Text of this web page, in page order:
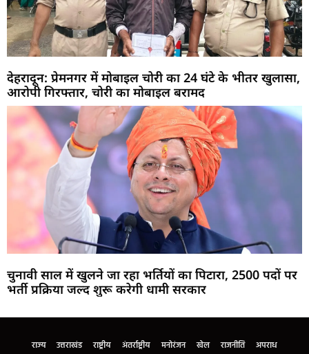
देहरादून: प्रेमनगर में मोबाइल चोरी का 24 घंटे के भीतर खुलासा,
आरोपी गिरफ्तार, चोरी का मोबाइल बरामद
चुनावी साल में खुलने जा रहा भर्तियों का पिटारा, 2500 पदों पर
भर्ती प्रक्रिया जल्द शुरू करेगी धामी सरकार
राज्य उत्तराखंड राष्ट्रीय अंतर्राष्ट्रीय मनोरंजन खेल राजनीति अपराध